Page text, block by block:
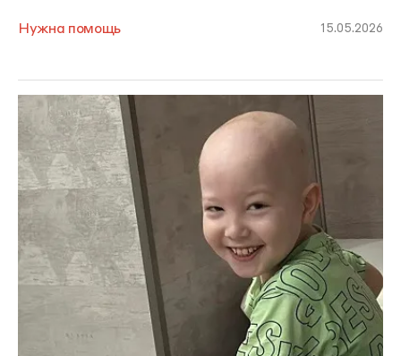
Нужна помощь 15.05.2026